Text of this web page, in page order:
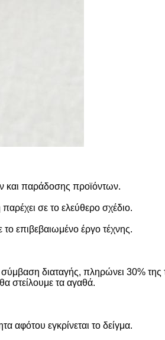
και παράδοσης προϊόντων.
σε το ελεύθερο σχέδιο.
επιβεβαιωμένο έργο τέχνης.
διαταγής, πληρώνει 30% της
στείλουμε τα αγαθά.
αφότου εγκρίνεται το δείγμα.